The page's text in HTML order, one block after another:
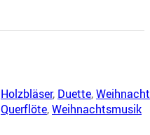
Holzbläser, Duette,
Querflöte,Weihnachtsmusik